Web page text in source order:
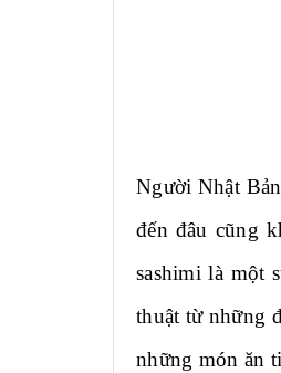
Người Nhật
đến đâu cũng
sashimi là một
thuật từ những
những món ăn